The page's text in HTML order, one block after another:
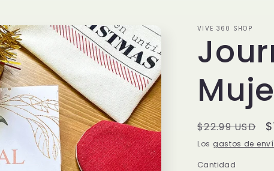
VIVE 360 SHOP
Precio
habitual
$22.99 USD
Los gastos de
Cantidad